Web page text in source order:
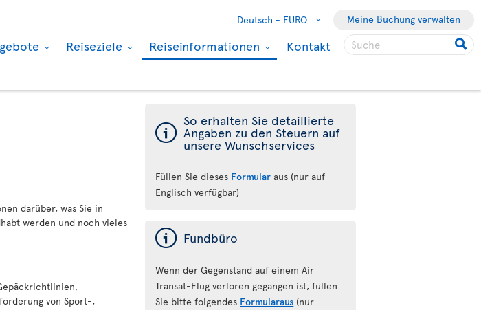
Deutsch - EURO Meine Buchung verwalten
Reiseziele Reiseinformationen Kontakt
darüber, was Sie in
werden und noch vieles
von Sport-,
ý So erhalten Sie detaillierte
Angaben zu den Steuern auf
unsere Wunschservices
Füllen Sie dieses Formular aus (nur auf
Englisch verfügbar)
ý Fundbüro
Wenn der Gegenstand auf einem Air
Transat-Flug verloren gegangen ist, füllen
Sie bitte folgendes Formularaus (nur